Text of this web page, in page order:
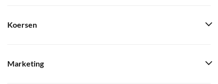
Koersen
Marketing